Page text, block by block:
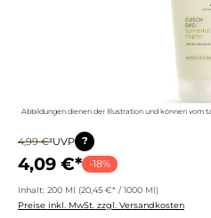
Abbildungen dienen der Illustration und können vom
4,99 €*UVP ?
4,09 €* -18%
Inhalt: 200 Ml (20,45 €* / 1000 Ml)
Preise inkl. MwSt. zzgl. Versandkosten